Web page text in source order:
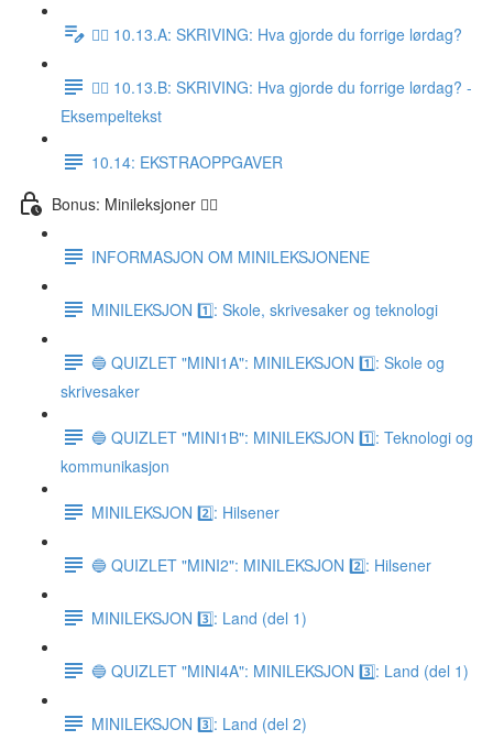
✍🏼 10.13.A: SKRIVING: Hva gjorde du forrige lørdag?
✍🏼 10.13.B: SKRIVING: Hva gjorde du forrige lørdag? -
Eksempeltekst
10.14: EKSTRAOPPGAVER
Bonus: Minileksjoner 👌🏻
INFORMASJON OM MINILEKSJONENE
MINILEKSJON 1️⃣: Skole, skrivesaker og teknologi
🔵 QUIZLET "MINI1A": MINILEKSJON 1️⃣: Skole og
skrivesaker
🔵 QUIZLET "MINI1B": MINILEKSJON 1️⃣: Teknologi og
kommunikasjon
MINILEKSJON 2️⃣: Hilsener
🔵 QUIZLET "MINI2": MINILEKSJON 2️⃣: Hilsener
MINILEKSJON 3️⃣: Land (del 1)
🔵 QUIZLET "MINI4A": MINILEKSJON 3️⃣: Land (del 1)
MINILEKSJON 3️⃣: Land (del 2)